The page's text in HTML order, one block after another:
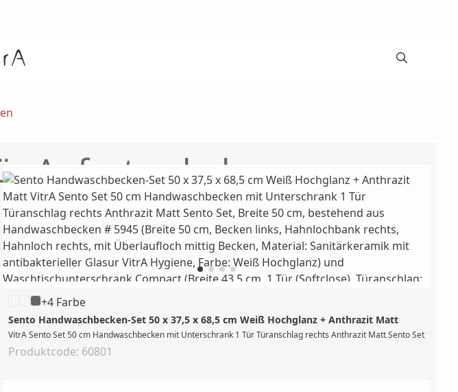
Aufsatzschalen
+4 Farbe
Sento Handwaschbecken-Set 50 x 37,5 x 68,5 cm Weiß Hochglanz + Anthrazit Matt
VitrA Sento Set 50 cm Handwaschbecken mit Unterschrank 1 Tür Türanschlag rechts Anthrazit Matt Sento Set,
Produktcode: 60801